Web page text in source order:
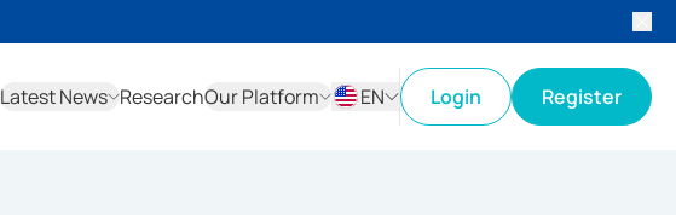
Latest News ResearchOur Platform
EN
Login Register